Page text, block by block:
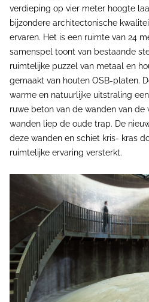
verdieping op vier meter hoogte
bijzondere architectonische
ervaren. Het is een ruimte van 24
samenspel toont van bestaande
ruimtelijke puzzel van metaal en
gemaakt van houten OSB-platen.
warme en natuurlijke uitstraling
ruwe beton van de wanden van de
wanden liep de oude trap. De
deze wanden en schiet kris- kras
ruimtelijke ervaring versterkt.